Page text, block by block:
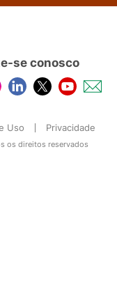
se conosco
Uso Privacidade
os direitos reservados